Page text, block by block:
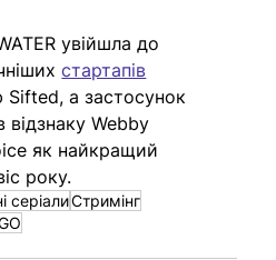
увійшла до
стартапів
Sifted, а застосунок
Webby
як найкращий
року.
серіалиСтримінг